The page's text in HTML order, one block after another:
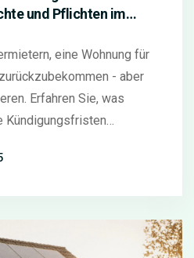
und Pflichten im
eine Wohnung für
- aber
Erfahren Sie, was
Kündigungsfristen